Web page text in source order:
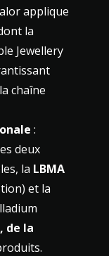
applique
la
Jewellery
chaîne
:
deux
la LBMA
et la
de la